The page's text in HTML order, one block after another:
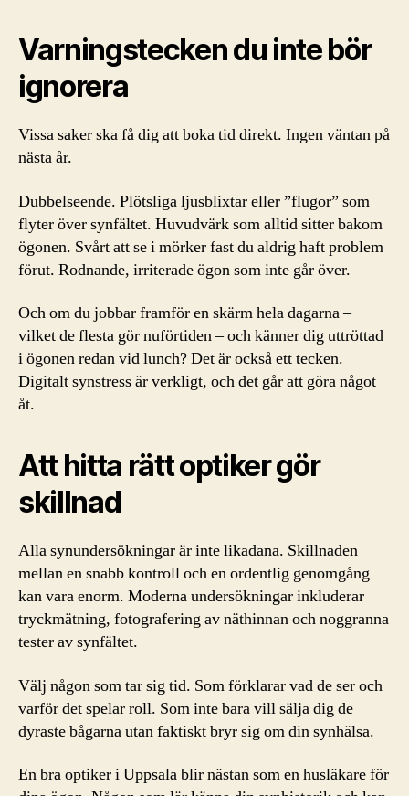
Varningstecken du inte bör
ignorera
Vissa saker ska få dig att boka tid direkt. Ingen väntan på
nästa år.
Dubbelseende. Plötsliga ljusblixtar eller ”flugor” som
flyter över synfältet. Huvudvärk som alltid sitter bakom
ögonen. Svårt att se i mörker fast du aldrig haft problem
förut. Rodnande, irriterade ögon som inte går över.
Och om du jobbar framför en skärm hela dagarna –
vilket de flesta gör nuförtiden – och känner dig uttröttad
i ögonen redan vid lunch? Det är också ett tecken.
Digitalt synstress är verkligt, och det går att göra något
åt.
Att hitta rätt optiker gör
skillnad
Alla synundersökningar är inte likadana. Skillnaden
mellan en snabb kontroll och en ordentlig genomgång
kan vara enorm. Moderna undersökningar inkluderar
tryckmätning, fotografering av näthinnan och noggranna
tester av synfältet.
Välj någon som tar sig tid. Som förklarar vad de ser och
varför det spelar roll. Som inte bara vill sälja dig de
dyraste bågarna utan faktiskt bryr sig om din synhälsa.
En bra optiker i Uppsala blir nästan som en husläkare för